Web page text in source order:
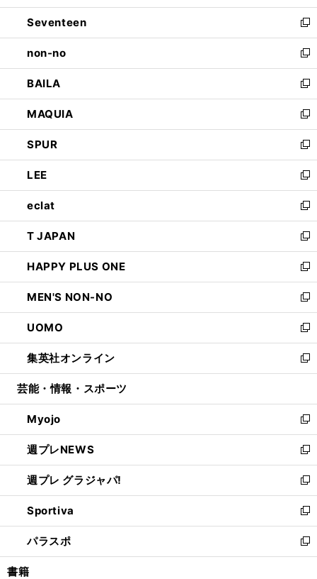
開
く
ウ
で
開
く
ン
ド
ウ
で
開
く
Seventeen
新
し
い
ウ
ィ
ン
ド
ウ
で
開
く
non-no
新
し
い
ウ
ィ
ン
ド
ウ
で
開
く
BAILA
新
し
い
ウ
ィ
ン
ド
ウ
で
開
く
MAQUIA
新
し
い
ウ
ィ
ン
ド
ウ
で
開
く
SPUR
新
し
い
ウ
ィ
ン
ド
ウ
で
開
く
LEE
新
し
い
ウ
ィ
ン
ド
ウ
で
開
く
eclat
新
し
い
ウ
ィ
ン
ド
ウ
で
開
く
T JAPAN
新
し
い
ウ
ィ
ン
ド
ウ
で
開
HAPPY PLUS ONE
新
し
い
ウ
ィ
ン
ド
ウ
開
く
MEN'S NON-NO
新
し
い
ウ
ィ
ン
ウ
で
開
く
UOMO
新
し
い
ウ
ン
ド
ウ
で
開
く
集英社オンライン
新
し
ウ
ィ
ン
ド
ウ
で
開
く
芸能・情報・スポーツ
Myojo
新
し
い
ウ
ィ
ン
ド
ウ
で
開
週プレNEWS
新
し
い
ウ
ィ
ン
ド
ウ
週プレ グラジャパ!
新
し
い
ウ
ィ
ン
Sportiva
新
し
い
ウ
パラスポ
新
し
書籍